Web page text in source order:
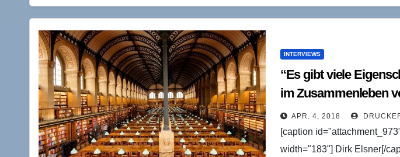
INTERVIEWS
“Es gibt viele
im Zusammenleben
sich nicht
Interview mit Dirk
Lab)
APR. 4, 2018
[caption
width="183"] Dirk Elsner[/